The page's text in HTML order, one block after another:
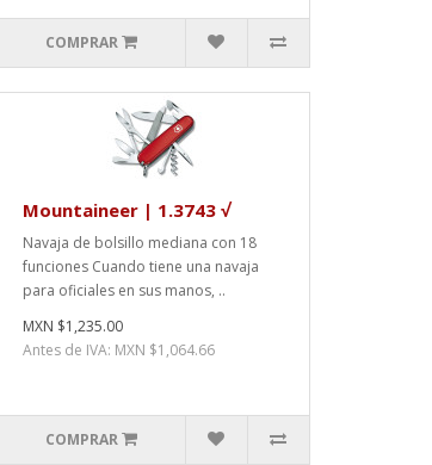
COMPRAR
Mountaineer | 1.3743 √
Navaja de bolsillo mediana con 18
funciones Cuando tiene una navaja
para oficiales en sus manos, ..
MXN $1,235.00
Antes de IVA: MXN $1,064.66
COMPRAR